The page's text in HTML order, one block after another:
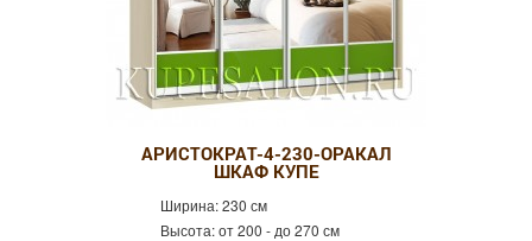
АРИСТОКРАТ-4-230-ОРАКАЛ
ШКАФ КУПЕ
Ширина:230 см
Высота:от 200 - до 270 см